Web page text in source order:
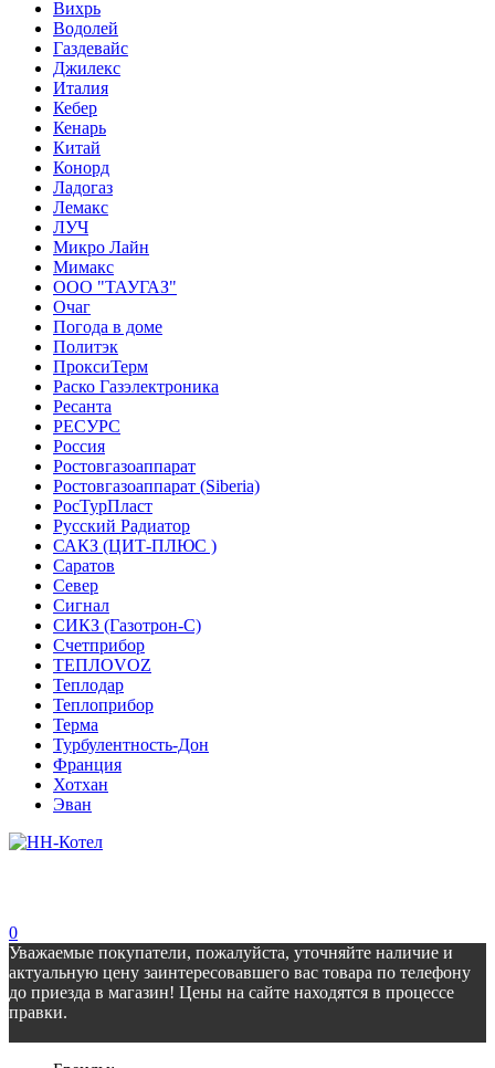
Вихрь
Водолей
Газдевайс
Джилекс
Италия
Кебер
Кенарь
Китай
Конорд
Ладогаз
Лемакс
ЛУЧ
Микро Лайн
Мимакс
ООО "ТАУГАЗ"
Очаг
Погода в доме
Политэк
ПроксиТерм
Раско Газэлектроника
Ресанта
РЕСУРС
Россия
Ростовгазоаппарат
Ростовгазоаппарат (Siberia)
РосТурПласт
Русский Радиатор
САКЗ (ЦИТ-ПЛЮС )
Саратов
Север
Сигнал
СИКЗ (Газотрон-С)
Счетприбор
ТЕПЛОVOZ
Теплодар
Теплоприбор
Терма
Турбулентность-Дон
Франция
Хотхан
Эван
0
Уважаемые покупатели, пожалуйста, уточняйте наличие и
актуальную цену заинтересовавшего вас товара по телефону
до приезда в магазин! Цены на сайте находятся в процессе
правки.